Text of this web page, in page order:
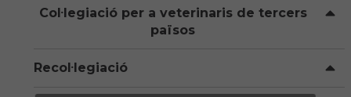
Salut animal i salut pública
CONTACTE
Col·legiació per a veterinaris de tercers
països
Recol·legiació